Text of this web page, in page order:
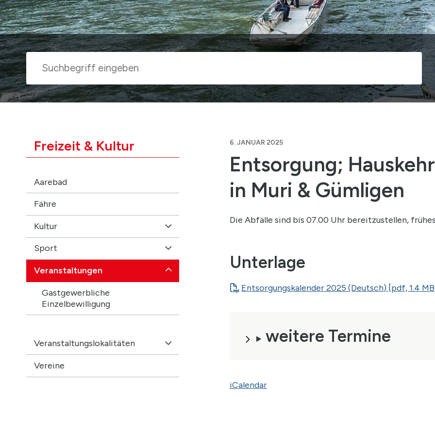
Suche
Suchbegriff
Suche
Subnavigation
Freizeit & Kultur
Aarebad
Fähre
Kultur
Sport
Veranstaltungen
Gastgewerbliche
Einzelbewilligung
Veranstaltungslokalitäten
Vereine
Entsorgung;
in Muri & Gümligen
6. JANUAR 2025
Die Abfälle sind bis 07.00 Uhr bereitzustellen,
Unterlage
Entsorgungskalender 2025 (Deutsch) [pdf, 1.4
weitere Termine
iCalendar